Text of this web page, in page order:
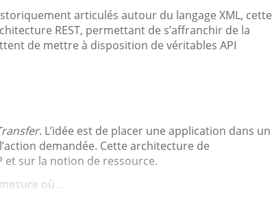
articulés autour du langage XML, cette
REST, permettant de s’affranchir de la
de mettre à disposition de véritables API
. L’idée est de placer une application dans un
demandée. Cette architecture de
et sur la notion de ressource.
où...